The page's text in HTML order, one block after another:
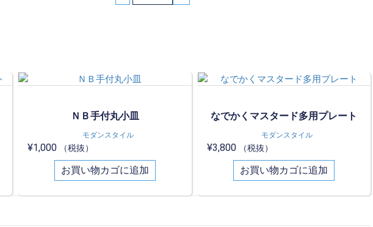
ＮＢ手付丸小皿
モダンスタイル
¥1,000 （税抜）
お買い物カゴに追加
なでかくマスタード多用プレート
モダンスタイル
¥3,800 （税抜）
お買い物カゴに追加